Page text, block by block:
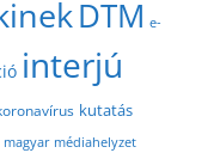
DTM e-
interjú
kutatás
magyar médiahelyzet